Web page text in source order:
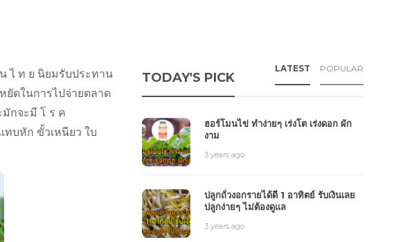
ไ ท ย นิยมรับประทาน
ยัดในการไปจ่ายตลาด
กจะมี โ ร ค
ทบหัก ขั้วเหนียว ใบ
TODAY'S PICK
LATEST POPULAR
ฮอร์โมนไข่ ทำง่ายๆ เร่งโต เร่งดอก ผัก
งาม
3 years ago
ปลูกถั่วงอกรายได้ดี 1 อาทิตย์ รับเงินเลย
ปลูกง่ายๆ ไม่ต้องดูแล
3 years ago